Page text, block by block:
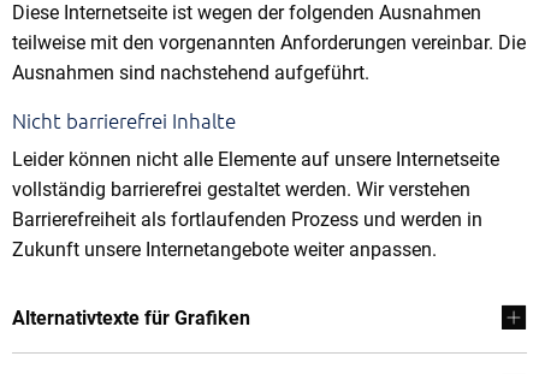
Diese Internetseite ist wegen der folgenden Ausnahmen
teilweise mit den vorgenannten Anforderungen vereinbar. Die
Ausnahmen sind nachstehend aufgeführt.
Nicht barrierefrei Inhalte
Leider können nicht alle Elemente auf unsere Internetseite
vollständig barrierefrei gestaltet werden. Wir verstehen
Barrierefreiheit als fortlaufenden Prozess und werden in
Zukunft unsere Internetangebote weiter anpassen.
Alternativtexte für Grafiken